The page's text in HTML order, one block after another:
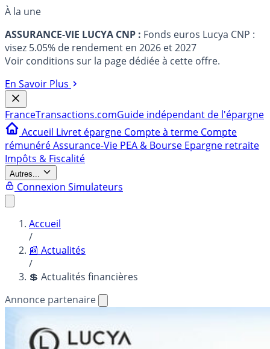
À la une
ASSURANCE-VIE LUCYA CNP : Fonds euros Lucya CNP :
visez 5.05% de rendement en 2026 et 2027
Voir conditions sur la page dédiée à cette offre.
En Savoir Plus
FranceTransactions.comGuide indépendant de l'épargne
Accueil Livret épargne Compte à terme Compte
rémunéréAssurance-Vie PEA & Bourse Epargne retraite
Impôts & Fiscalité
Autres...
Connexion Simulateurs
Accueil
/
📰 Actualités
/
💲 Actualités financières
Annonce partenaire